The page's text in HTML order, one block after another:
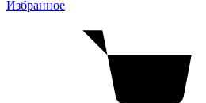
Избранное